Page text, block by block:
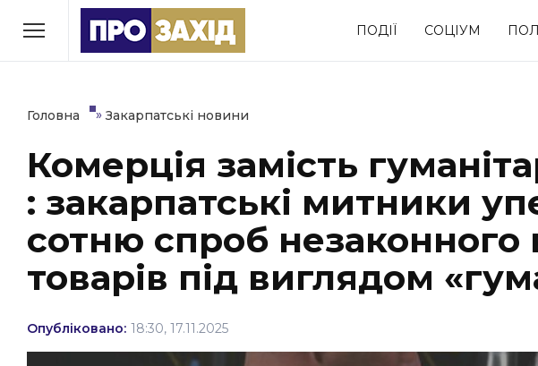
ПОДІЇ СОЦІУМ
РУБРИКИ
Економіка
Політика Соціум Спорт
Втрачений Ужгород
(відеоверсія)
ЗАКАРПАТСЬКІ НОВИНИ
Головна » Закарпатські новини
Комерція замість
: закарпатські митники
сотню спроб незаконного
товарів під виглядом
Опубліковано: 18:30, 17.11.2025